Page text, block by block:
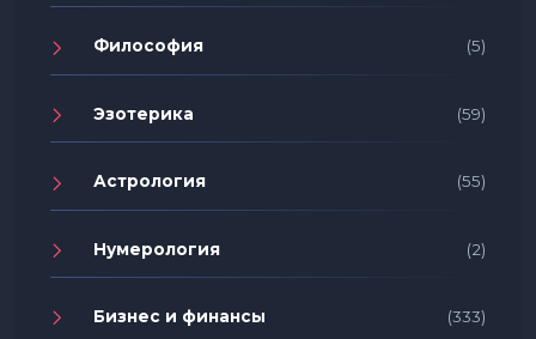
Философия (5)
Эзотерика (59)
Астрология (55)
Нумерология (2)
Бизнес и финансы (333)